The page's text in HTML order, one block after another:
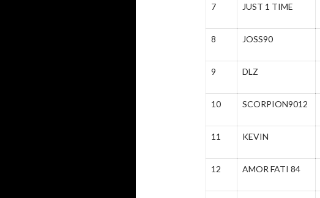
7 JUST 1 TIME
8 JOSS90
9 DLZ
10 SCORPION9012
11 KEVIN
12 AMOR FATI 84